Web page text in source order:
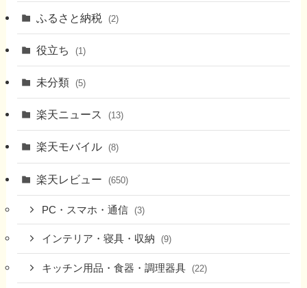
ふるさと納税 (2)
役立ち (1)
未分類 (5)
楽天ニュース (13)
楽天モバイル (8)
楽天レビュー (650)
PC・スマホ・通信 (3)
インテリア・寝具・収納 (9)
キッチン用品・食器・調理器具 (22)